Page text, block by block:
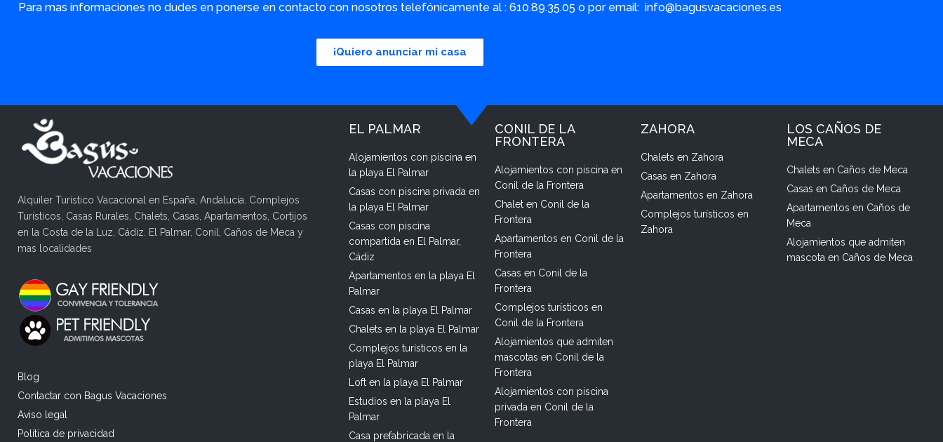
Para mas informaciones no dudes en ponerse en contacto con nosotros telefónicamente al : 610.89.35.05 o por email: info@bagusvacaciones.es
¡Quiero anunciar mi casa
Alquiler Turístico Vacacional en España, Andalucía. Complejos
Turísticos, Casas Rurales, Chalets, Casas, Apartamentos, Cortijos
en la Costa de la Luz, Cádiz. El Palmar, Conil, Caños de Meca y
mas localidades
Blog
Contactar con Bagus Vacaciones
Aviso legal
Política de privacidad
EL PALMAR
Alojamientos con piscina en
la playa El Palmar
Casas con piscina privada en
la playa El Palmar
Casas con piscina
compartida en El Palmar,
Cádiz
Apartamentos en la playa El
Palmar
Casas en la playa El Palmar
Chalets en la playa El Palmar
Complejos turísticos en la
playa El Palmar
Loft en la playa El Palmar
Estudios en la playa El
Palmar
Casa prefabricada en la
CONIL DE LA
FRONTERA
Alojamientos con piscina en
Conil de la Frontera
Chalet en Conil de la
Frontera
Apartamentos en Conil de la
Frontera
Casas en Conil de la
Frontera
Complejos turísticos en
Conil de la Frontera
Alojamientos que admiten
mascotas en Conil de la
Frontera
Alojamientos con piscina
privada en Conil de la
Frontera
ZAHORA
Chalets en Zahora
Casas en Zahora
Apartamentos en Zahora
Complejos turísticos en
Zahora
LOS CAÑOS DE
MECA
Chalets en Caños de Meca
Casas en Caños de Meca
Apartamentos en Caños de
Meca
Alojamientos que admiten
mascota en Caños de Meca